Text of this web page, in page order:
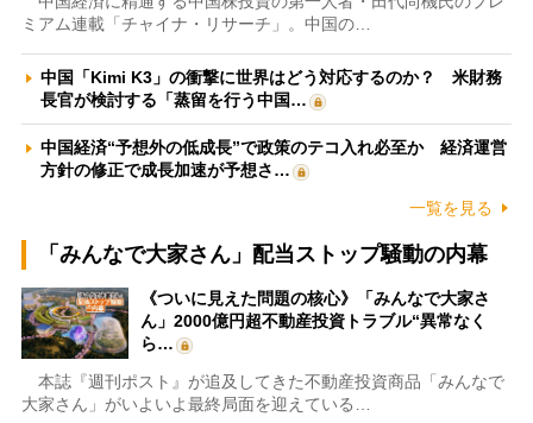
ミアム連載「チャイナ・リサーチ」。中国の…
中国「Kimi K3」の衝撃に世界はどう対応するのか？ 米財務
長官が検討する「蒸留を行う中国…
中国経済“予想外の低成長”で政策のテコ入れ必至か 経済運営
方針の修正で成長加速が予想さ…
一覧を見る
「みんなで大家さん」配当ストップ騒動の内幕
《ついに見えた問題の核心》「みんなで大家さ
ん」2000億円超不動産投資トラブル“異常なく
ら…
本誌『週刊ポスト』が追及してきた不動産投資商品「みんなで
大家さん」がいよいよ最終局面を迎えている…